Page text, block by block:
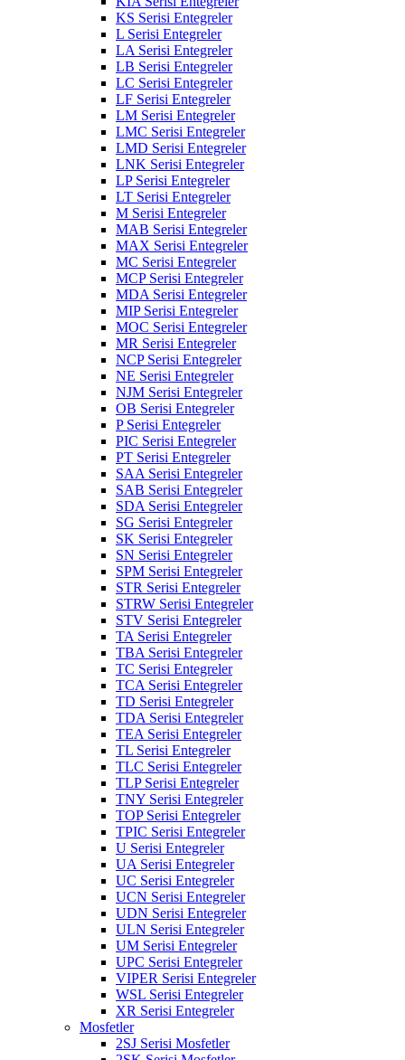
KS Serisi Entegreler
L Serisi Entegreler
LA Serisi Entegreler
LB Serisi Entegreler
LC Serisi Entegreler
LF Serisi Entegreler
LM Serisi Entegreler
LMC Serisi Entegreler
LMD Serisi Entegreler
LNK Serisi Entegreler
LP Serisi Entegreler
LT Serisi Entegreler
M Serisi Entegreler
MAB Serisi Entegreler
MAX Serisi Entegreler
MC Serisi Entegreler
MCP Serisi Entegreler
MDA Serisi Entegreler
MIP Serisi Entegreler
MOC Serisi Entegreler
MR Serisi Entegreler
NCP Serisi Entegreler
NE Serisi Entegreler
NJM Serisi Entegreler
OB Serisi Entegreler
P Serisi Entegreler
PIC Serisi Entegreler
PT Serisi Entegreler
SAA Serisi Entegreler
SAB Serisi Entegreler
SDA Serisi Entegreler
SG Serisi Entegreler
SK Serisi Entegreler
SN Serisi Entegreler
SPM Serisi Entegreler
STR Serisi Entegreler
STRW Serisi Entegreler
STV Serisi Entegreler
TA Serisi Entegreler
TBA Serisi Entegreler
TC Serisi Entegreler
TCA Serisi Entegreler
TD Serisi Entegreler
TDA Serisi Entegreler
TEA Serisi Entegreler
TL Serisi Entegreler
TLC Serisi Entegreler
TLP Serisi Entegreler
TNY Serisi Entegreler
TOP Serisi Entegreler
TPIC Serisi Entegreler
U Serisi Entegreler
UA Serisi Entegreler
UC Serisi Entegreler
UCN Serisi Entegreler
UDN Serisi Entegreler
ULN Serisi Entegreler
UM Serisi Entegreler
UPC Serisi Entegreler
VIPER Serisi Entegreler
WSL Serisi Entegreler
XR Serisi Entegreler
Mosfetler
2SJ Serisi Mosfetler